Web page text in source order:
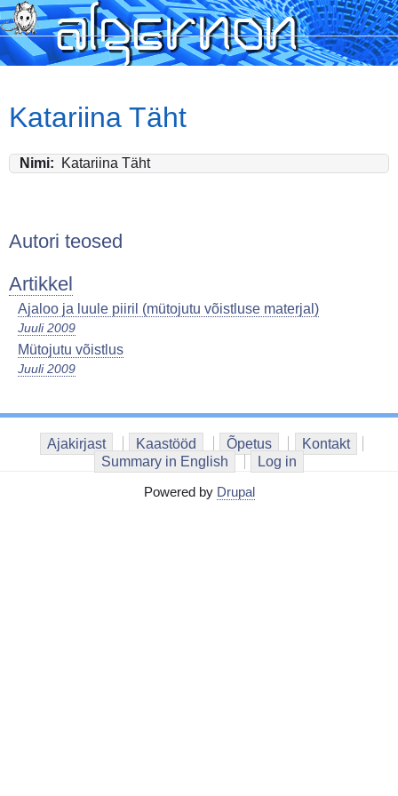
Skip
to
main
content
Katariina Täht
Nimi Katariina Täht
Autori teosed
Artikkel
Ajaloo ja luule piiril (mütojutu võistluse materjal)
Juuli 2009
Mütojutu võistlus
Juuli 2009
Ajakirjast Kaastööd Õpetus
Kontakt
Summary in English
Log in
Powered by Drupal